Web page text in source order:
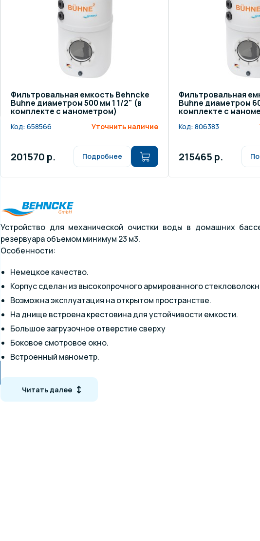
Освещение и подсветка для
бассейна
Отделочные материалы
Фильтровальная емкость Behncke
Buhne диаметром 500 мм 1 1/2" (в
комплекте с манометром)
Код: 658566 Уточнить наличие
201570 р. Подробнее
Фильтровальная
Buhne диаметром
комплекте с
Код: 806383
215465 р.
Устройство для механической очистки воды в домашних
резервуара объемом минимум 23 м3.
Особенности:
Немецкое качество.
Корпус сделан из высокопрочного армированного
Возможна эксплуатация на открытом пространстве.
На днище встроена крестовина для устойчивости емкости.
Большое загрузочное отверстие сверху
Боковое смотровое окно.
Встроенный манометр.
Стильный современный дизайн.
Высокая загрузка - качественная очистка.
Читать далее